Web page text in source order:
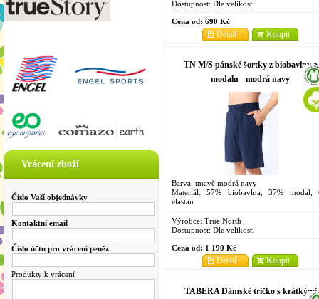
Vrácení zboží
Číslo Vaší objednávky
Kontaktní email
Číslo účtu pro vrácení peněz
Produkty k vrácení
Dostupnost: Dle velikosti
Cena od: 690 Kč
Koupit
Detail
TN M/S pánské šortky z biobavlny a
modalu - modrá navy
Barva: tmavě modrá navy
Materiál: 57% biobavlna, 37% modal,
elastan
Výrobce: True North
Dostupnost: Dle velikosti
Cena od: 1 190 Kč
Koupit
Detail
TABERA Dámské tričko s krátkými